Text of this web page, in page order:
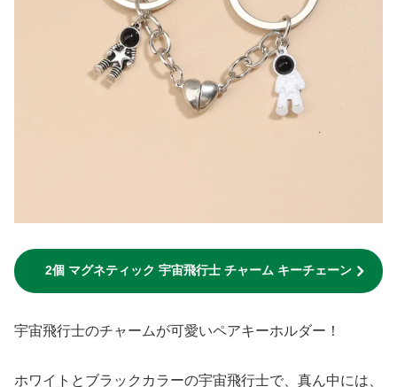
2個 マグネティック 宇宙飛行士 チャーム キーチェーン
宇宙飛行士のチャームが可愛いペアキーホルダー！
ホワイトとブラックカラーの宇宙飛行士で、真ん中には、